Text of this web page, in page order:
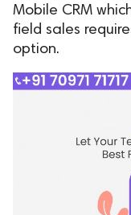
Mobile CRM
field sales
option.